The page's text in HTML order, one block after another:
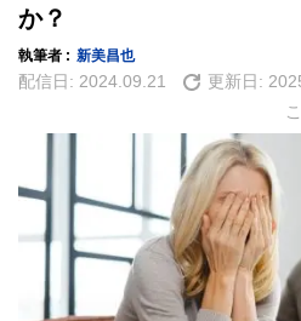
か？
執筆者 : 新美昌也
配信日: 2024.09.21 更新日: